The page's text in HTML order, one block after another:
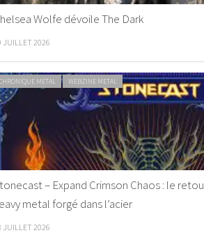
Wolfe dévoile The Dark
JUILLET 2026
METAL WEBZINE METAL
– Expand Crimson Chaos : le
metal forgé dans l’acier
JUILLET 2026